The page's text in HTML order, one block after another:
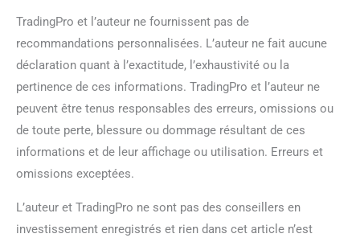
TradingPro et l’auteur ne fournissent pas de
recommandations personnalisées. L’auteur ne fait aucune
déclaration quant à l’exactitude, l’exhaustivité ou la
pertinence de ces informations. TradingPro et l’auteur ne
peuvent être tenus responsables des erreurs, omissions ou
de toute perte, blessure ou dommage résultant de ces
informations et de leur affichage ou utilisation. Erreurs et
omissions exceptées.
L’auteur et TradingPro ne sont pas des conseillers en
investissement enregistrés et rien dans cet article n’est